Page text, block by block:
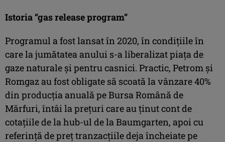
Istoria “gas release program”
Programul a fost lansat în 2020, în condițiile în
care la jumătatea anului s-a liberalizat piața de
gaze naturale și pentru casnici. Practic, Petrom și
Romgaz au fost obligate să scoată la vânzare 40%
din producția anuală pe Bursa Română de
Mărfuri, întâi la prețuri care au ținut cont de
cotațiile de la hub-ul de la Baumgarten, apoi cu
referință de preț tranzacțiile deja încheiate pe